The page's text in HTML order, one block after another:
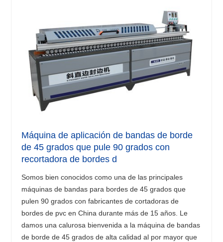
Máquina de aplicación de bandas de borde
de 45 grados que pule 90 grados con
recortadora de bordes d
Somos bien conocidos como una de las principales
máquinas de bandas para bordes de 45 grados que
pulen 90 grados con fabricantes de cortadoras de
bordes de pvc en China durante más de 15 años. Le
damos una calurosa bienvenida a la máquina de bandas
de borde de 45 grados de alta calidad al por mayor que